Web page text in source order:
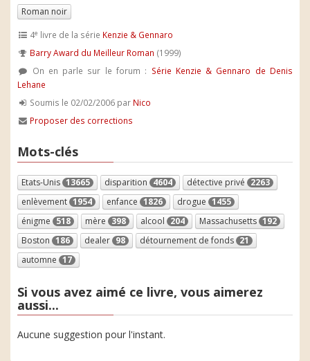
Roman noir
4e livre de la série Kenzie & Gennaro
Barry Award du Meilleur Roman (1999)
On en parle sur le forum : Série Kenzie & Gennaro de Denis
Lehane
Soumis le 02/02/2006 par Nico
Proposer des corrections
Mots-clés
Etats-Unis 13665 disparition 4604 détective privé 2263
enlèvement 1954 enfance 1826 drogue 1455
énigme 518 mère 398 alcool 204 Massachusetts 192
Boston 186 dealer 98 détournement de fonds 21
automne 17
Si vous avez aimé ce livre, vous aimerez
aussi...
Aucune suggestion pour l'instant.